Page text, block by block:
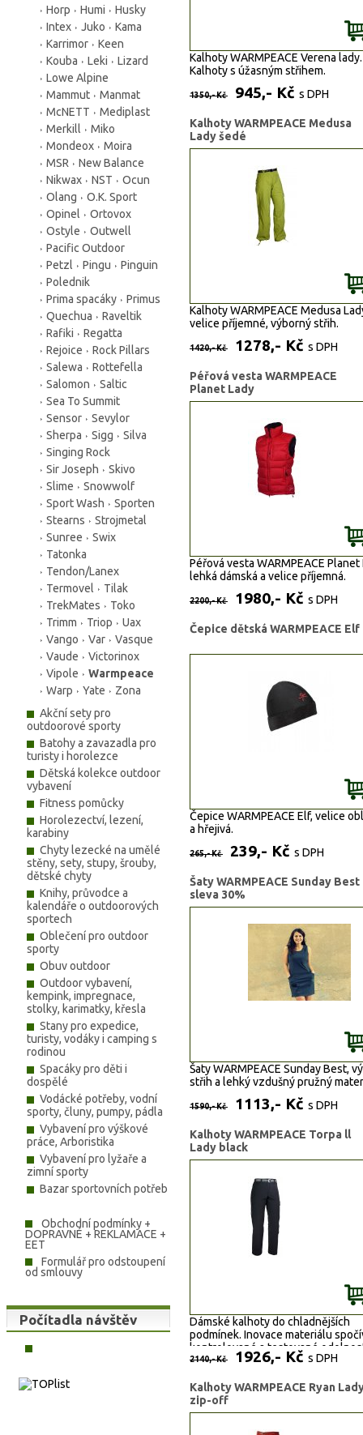
Horp
Humi
Husky
Intex
Juko
Kama
Karrimor
Keen
Kouba
Leki
Lizard
Lowe Alpine
Mammut
Manmat
McNETT
Mediplast
Merkill
Miko
Mondeox
Moira
MSR
New Balance
Nikwax
NST
Ocun
Olang
O.K. Sport
Opinel
Ortovox
Ostyle
Outwell
Pacific Outdoor
Petzl
Pingu
Pinguin
Polednik
Prima spacáky
Primus
Quechua
Raveltik
Rafiki
Regatta
Rejoice
Rock Pillars
Salewa
Rottefella
Salomon
Saltic
Sea To Summit
Sensor
Sevylor
Sherpa
Sigg
Silva
Singing Rock
Sir Joseph
Skivo
Slime
Snowwolf
Sport Wash
Sporten
Stearns
Strojmetal
Sunree
Swix
Tatonka
Tendon/Lanex
Termovel
Tilak
TrekMates
Toko
Trimm
Triop
Uax
Vango
Var
Vasque
Vaude
Victorinox
Vipole
Warmpeace
Warp
Yate
Zona
Akční sety pro
outdoorové sporty
Batohy a zavazadla pro
turisty i horolezce
Dětská kolekce outdoor
vybavení
Fitness pomůcky
Horolezectví, lezení,
karabiny
Chyty lezecké na umělé
stěny, sety, stupy, šrouby,
dětské chyty
Knihy, průvodce a
kalendáře o outdoorových
sportech
Oblečení pro outdoor
sporty
Obuv outdoor
Outdoor vybavení,
kempink, impregnace,
stolky, karimatky, křesla
Stany pro expedice,
turisty, vodáky i camping s
rodinou
Spacáky pro děti i
dospělé
Vodácké potřeby, vodní
sporty, čluny, pumpy, pádla
Vybavení pro výškové
práce, Arboristika
Vybavení pro lyžaře a
zimní sporty
Bazar sportovních potřeb
Obchodní podmínky +
DOPRAVNÉ + REKLAMACE +
EET
Formulář pro odstoupení
od smlouvy
Počítadla návštěv
Kalhoty WARMPEACE Verena lady.
Kalhoty s úžasným střihem.
1350,- Kč 945,- Kč s DPH
Kalhoty WARMPEACE Medusa
Lady šedé
Kalhoty WARMPEACE Medusa
velice příjemné, výborný střih.
1420,- Kč 1278,- Kč s DPH
Péřová vesta WARMPEACE
Planet Lady
Péřová vesta WARMPEACE Planet
lehká dámská a velice příjemná.
2200,- Kč 1980,- Kč s DPH
Čepice dětská WARMPEACE Elf
Čepice WARMPEACE Elf, velice
a hřejivá.
265,- Kč 239,- Kč s DPH
Šaty WARMPEACE Sunday Best
sleva 30%
Šaty WARMPEACE Sunday Best,
střih a lehký vzdušný pružný
1590,- Kč 1113,- Kč s DPH
Kalhoty WARMPEACE Torpa ll
Lady black
Dámské kalhoty do chladnějších
podmínek. Inovace materiálu
kontrolované a testované
proti oděru.
2140,- Kč 1926,- Kč s DPH
Kalhoty WARMPEACE Ryan
zip-off